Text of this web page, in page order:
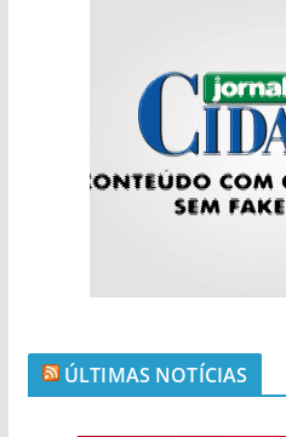
ÚLTIMAS NOTÍCIAS